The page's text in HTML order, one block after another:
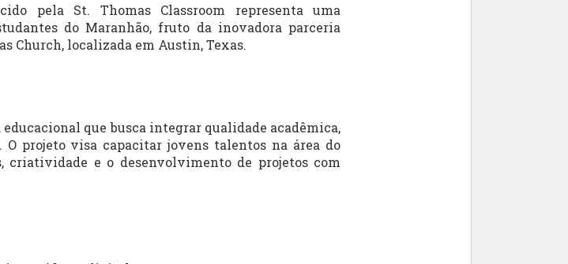
pela St. Thomas Classroom representa uma
do Maranhão, fruto da inovadora parceria
Church, localizada em Austin, Texas.
que busca integrar qualidade acadêmica,
projeto visa capacitar jovens talentos na área do
criatividade e o desenvolvimento de projetos com